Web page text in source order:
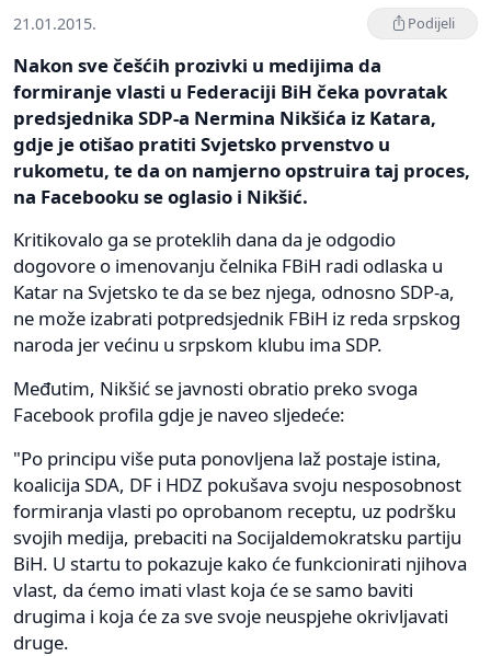
21.01.2015. Podijeli
Nakon sve češćih prozivki u medijima da
formiranje vlasti u Federaciji BiH čeka povratak
predsjednika SDP-a Nermina Nikšića iz Katara,
gdje je otišao pratiti Svjetsko prvenstvo u
rukometu, te da on namjerno opstruira taj proces,
na Facebooku se oglasio i Nikšić.
Kritikovalo ga se proteklih dana da je odgodio
dogovore o imenovanju čelnika FBiH radi odlaska u
Katar na Svjetsko te da se bez njega, odnosno SDP-a,
ne može izabrati potpredsjednik FBiH iz reda srpskog
naroda jer većinu u srpskom klubu ima SDP.
Međutim, Nikšić se javnosti obratio preko svoga
Facebook profila gdje je naveo sljedeće:
"Po principu više puta ponovljena laž postaje istina,
koalicija SDA, DF i HDZ pokušava svoju nesposobnost
formiranja vlasti po oprobanom receptu, uz podršku
svojih medija, prebaciti na Socijaldemokratsku partiju
BiH. U startu to pokazuje kako će funkcionirati njihova
vlast, da ćemo imati vlast koja će se samo baviti
drugima i koja će za sve svoje neuspjehe okrivljavati
druge.